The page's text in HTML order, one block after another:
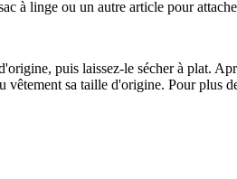
à linge ou un autre article pour
puis laissez-le sécher à plat.
sa taille d'origine. Pour plus